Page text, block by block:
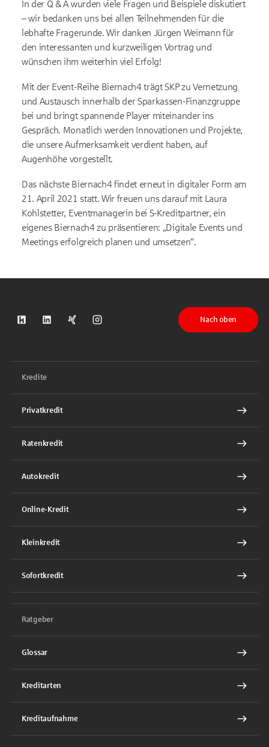
In der Q & A wurden viele Fragen und Beispiele diskutiert
– wir bedanken uns bei allen Teilnehmenden für die
lebhafte Fragerunde. Wir danken Jürgen Weimann für
den interessanten und kurzweiligen Vortrag und
wünschen ihm weiterhin viel Erfolg!
Mit der Event-Reihe Biernach4 trägt SKP zu Vernetzung
und Austausch innerhalb der Sparkassen-Finanzgruppe
bei und bringt spannende Player miteinander ins
Gespräch. Monatlich werden Innovationen und Projekte,
die unsere Aufmerksamkeit verdient haben, auf
Augenhöhe vorgestellt.
Das nächste Biernach4 findet erneut in digitaler Form am
21. April 2021 statt. Wir freuen uns darauf mit Laura
Kohlstetter, Eventmanagerin bei S-Kreditpartner, ein
eigenes Biernach4 zu präsentieren: „Digitale Events und
Meetings erfolgreich planen und umsetzen“.
S-Kreditpartner auf Kununu
S-Kreditpartner auf LinkedIn
S-Kreditpartner auf Xing
S-Kreditpartner auf Instagram
Nach oben
Kredite
Privatkredit
Ratenkredit
Autokredit
Online-Kredit
Kleinkredit
Sofortkredit
Ratgeber
Glossar
Kreditarten
Kreditaufnahme